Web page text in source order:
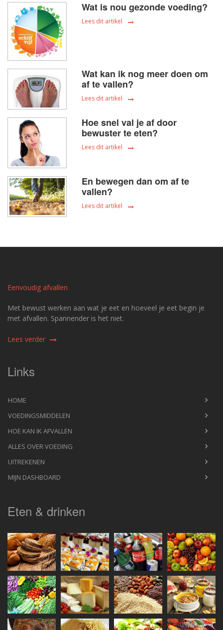
Wat is nou gezonde voeding?
Lees dit artikel
Wat kan ik nog meer doen om
af te vallen?
Lees dit artikel
Hoe snel val je af door
bewuster te eten?
Lees dit artikel
En bewegen dan om af te
vallen?
Lees dit artikel
Eenvoudig afvallen
Met bewust werken aan wat je eet en hoeveel je eet begin je
met afvallen. Spannender is het niet.
Lees verder
Links
HOME
VOEDINGSMIDDELEN
HOE KAN IK AFVALLEN
ALLES OVER VOEDING
UITREKENEN
MIJN DASHBOARD
Eten & drinken